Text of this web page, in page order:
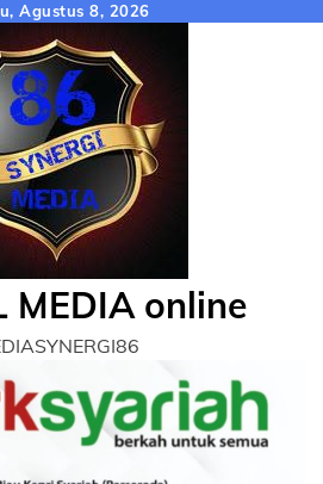
Agustus 8, 2026
MEDIA online